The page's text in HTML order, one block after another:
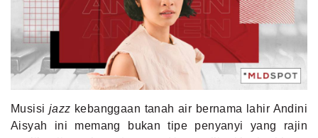
MLDPODCAST
VIDEOS
MLDPOINTS
SEARCH
Musisi jazz kebanggaan tanah air bernama lahir Andini
Aisyah ini memang bukan tipe penyanyi yang rajin